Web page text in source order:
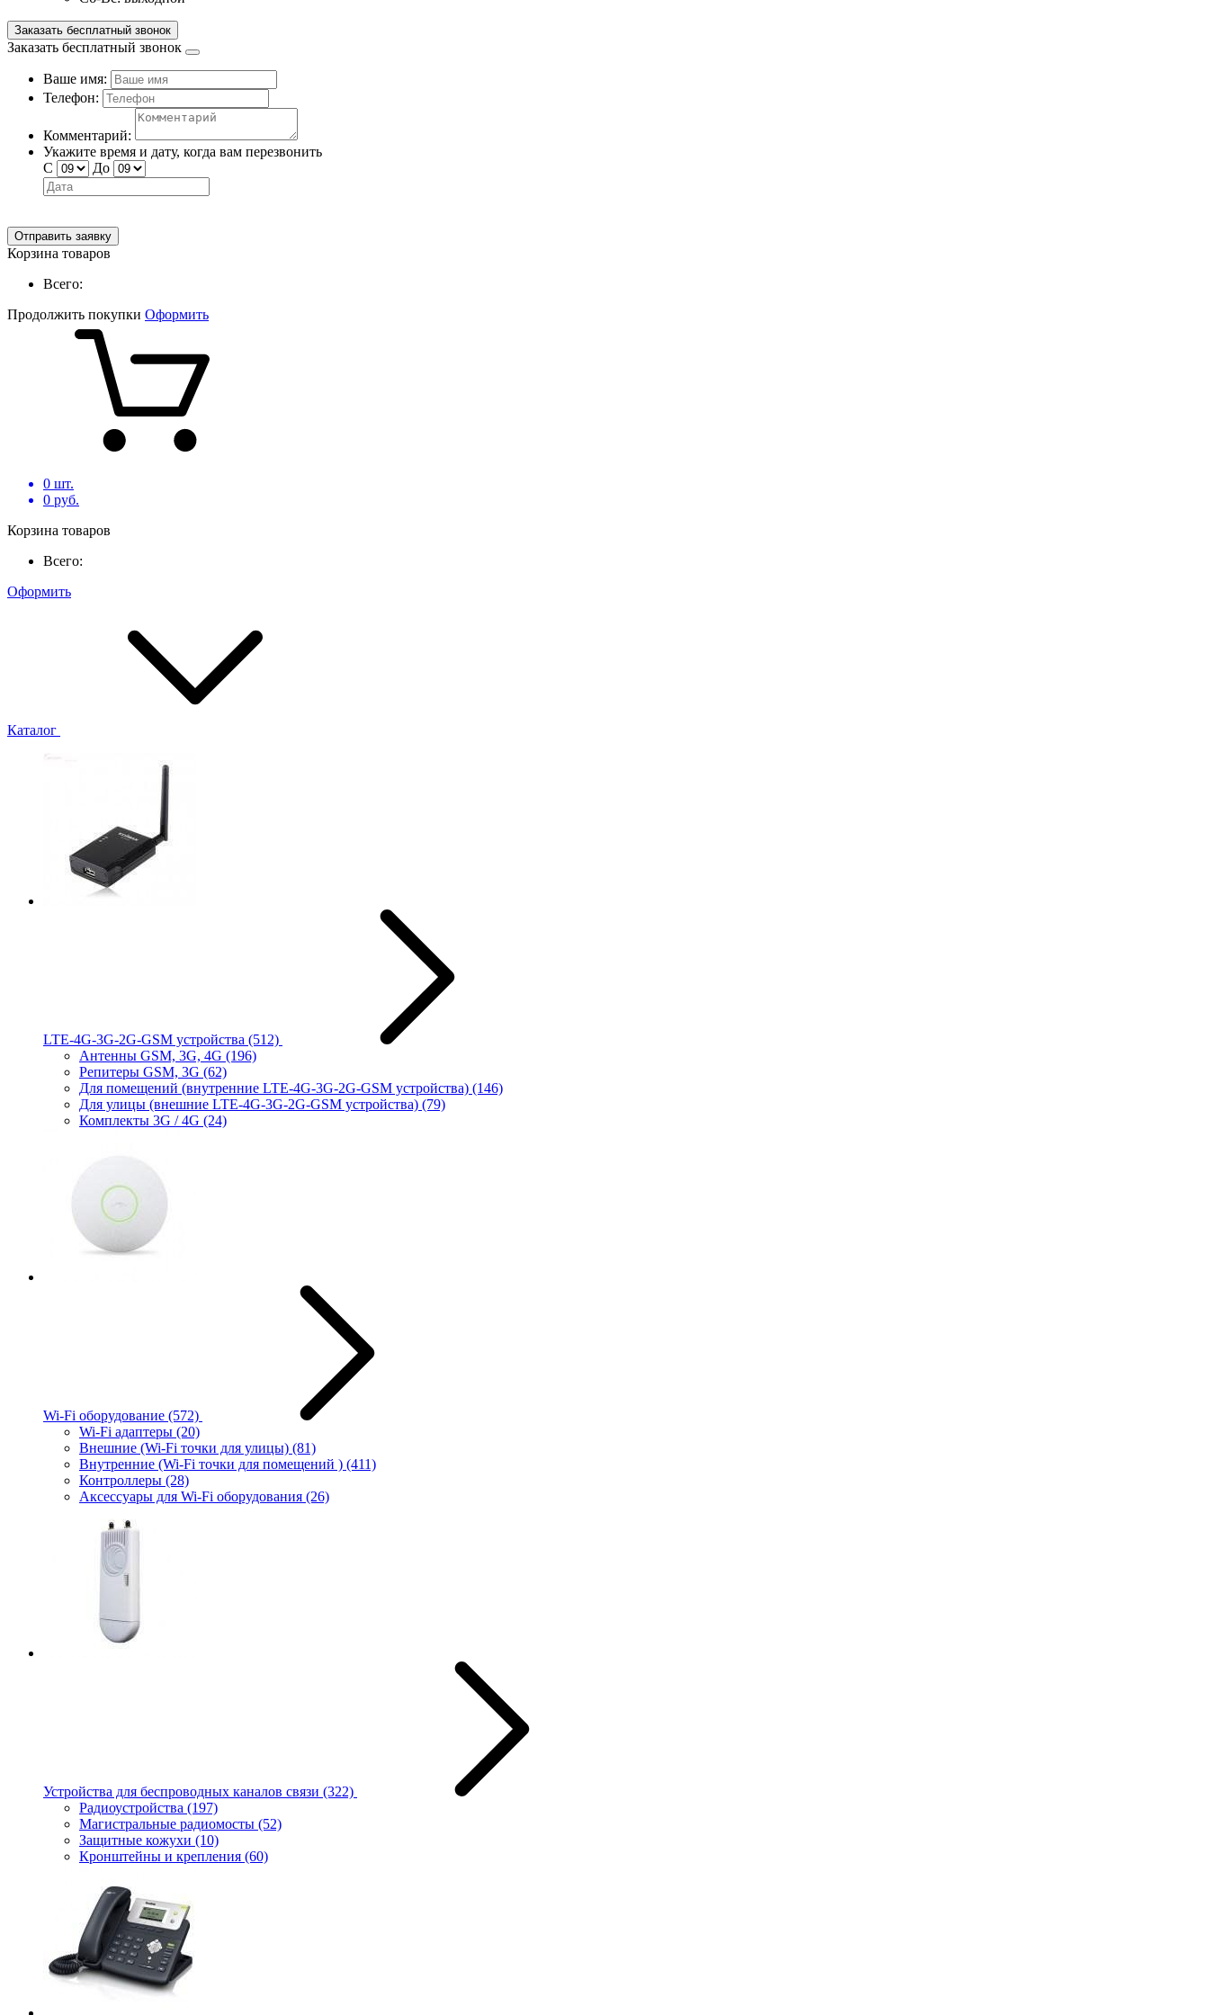
Заказать бесплатный звонок
Заказать бесплатный звонок
Ваше имя:
Телефон:
Комментарий:
Укажите время и дату, когда вам перезвонить
С
До
Отправить заявку
Корзина товаров
Всего:
Продолжить покупки Оформить
0 шт.
0 руб.
Корзина товаров
Всего:
Оформить
Каталог
LTE-4G-3G-2G-GSM устройства (512)
Антенны GSM, 3G, 4G (196)
Репитеры GSM, 3G (62)
Для помещений (внутренние LTE-4G-3G-2G-GSM устройства) (146)
Для улицы (внешние LTE-4G-3G-2G-GSM устройства) (79)
Комплекты 3G / 4G (24)
Wi-Fi оборудование (572)
Wi-Fi адаптеры (20)
Внешние (Wi-Fi точки для улицы) (81)
Внутренние (Wi-Fi точки для помещений ) (411)
Контроллеры (28)
Аксессуары для Wi-Fi оборудования (26)
Устройства для беспроводных каналов связи (322)
Радиоустройства (197)
Магистральные радиомосты (52)
Защитные кожухи (10)
Кронштейны и крепления (60)